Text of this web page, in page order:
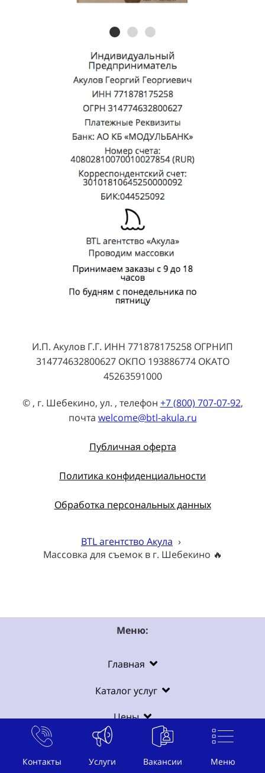
Контакты Услуги Вакансии Меню
И.П. Акулов Г.Г. ИНН 771878175258 ОГРНИП
314774632800627 ОКПО 193886774 ОКАТО
45263591000
© , г. Шебекино, ул. , телефон +7 (800) 707-07-92,
почта welcome@btl-akula.ru
Публичная оферта
Политика конфиденциальности
Обработка персональных данных
BTL агентство Акула ›
Массовка для съемок в г. Шебекино 🔥
Меню:
Главная
Каталог услуг
Цены
Контакты